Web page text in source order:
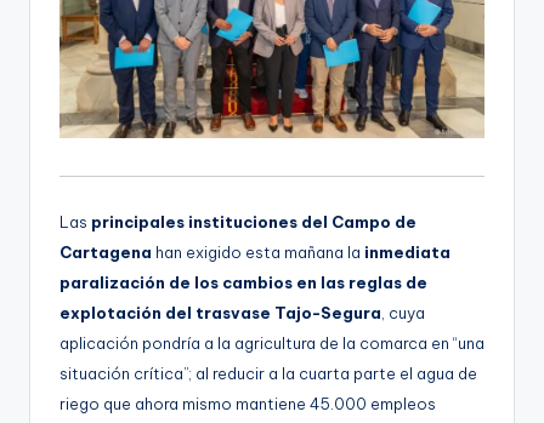
Las principales instituciones del Campo de
Cartagena han exigido esta mañana la inmediata
paralización de los cambios en las reglas de
explotación del trasvase Tajo-Segura, cuya
aplicación pondría a la agricultura de la comarca en “una
situación crítica”; al reducir a la cuarta parte el agua de
riego que ahora mismo mantiene 45.000 empleos